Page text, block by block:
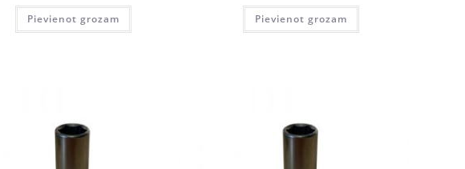
Pievienot grozam Pievienot grozam